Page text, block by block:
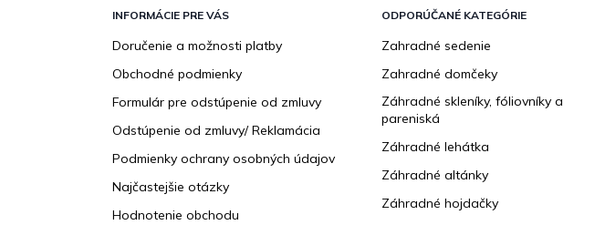
INFORMÁCIE PRE VÁS
Doručenie a možnosti platby
Obchodné podmienky
Formulár pre odstúpenie od zmluvy
Odstúpenie od zmluvy/ Reklamácia
Podmienky ochrany osobných údajov
Najčastejšie otázky
Hodnotenie obchodu
ODPORÚČANÉ KATEGÓRIE
Zahradné sedenie
Zahradné domčeky
Záhradné skleníky, fóliovníky a
pareniská
Záhradné lehátka
Záhradné altánky
Záhradné hojdačky